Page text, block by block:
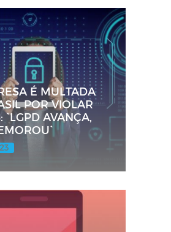
É MULTADA
POR VIOLAR
`LGPD AVANÇA,